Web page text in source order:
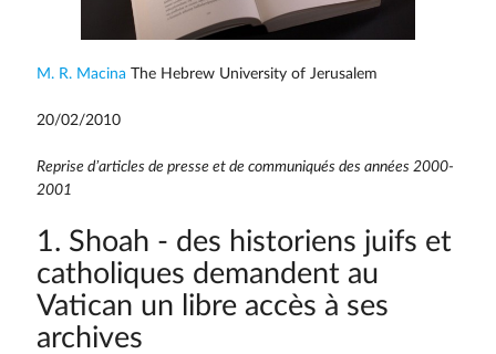
M. R. Macina The Hebrew University of Jerusalem
20/02/2010
Reprise d’articles de presse et de communiqués des années 2000-
2001
1. Shoah - des historiens juifs et
catholiques demandent au
Vatican un libre accès à ses
archives